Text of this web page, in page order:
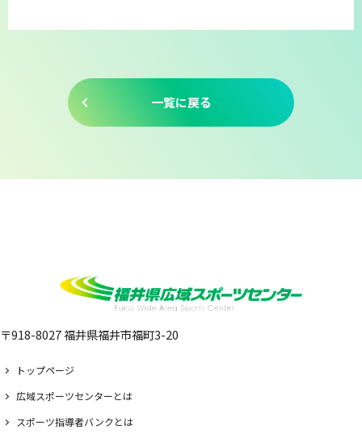
一覧に戻る
〒918-8027 福井県福井市福町3-20
トップページ
広域スポーツセンターとは
スポーツ指導者バンクとは